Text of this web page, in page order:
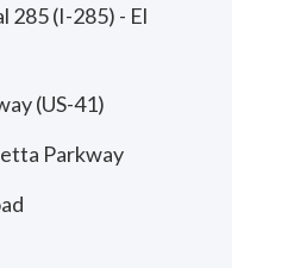
285 (I-285) - El
(US-41)
Parkway